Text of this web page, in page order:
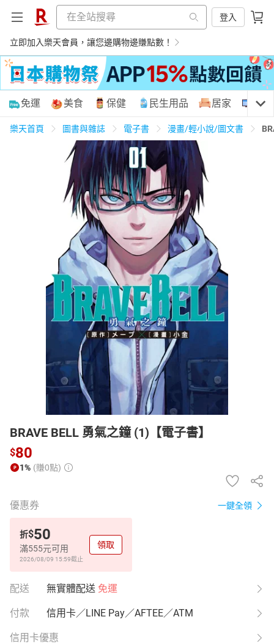
登入
立即加入樂天會員，讓您邊購物邊賺點數！
購物網分類
美食蛋糕 養生保健
3C家電 運動休閒
男裝 化妝保養 情趣用品
日本購物 電子/紙本書
HOT
免運 美食 保健 民生用品 居家 3C
樂天首頁 圖書與雜誌 電子書 漫畫/輕小說/圖文書
BRAVE BELL 勇氣之鐘 (1)【電子書】
$80
1% (賺0點)
優惠券 一鍵全領
折$50
滿555元可用
2026/08/09 15:59截止
領取
配送 無實體配送 免運
付款 信用卡／LINE Pay／AFTEE／ATM
信用卡優惠